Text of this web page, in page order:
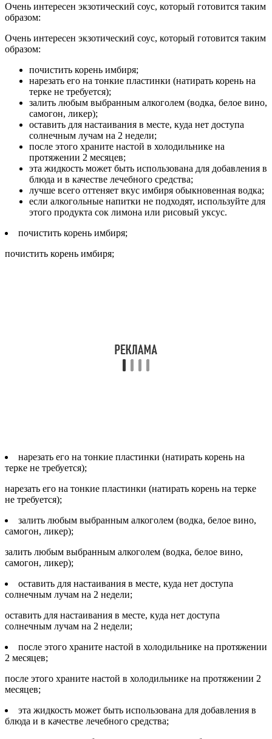
Очень интересен экзотический соус, который готовится таким
образом:
Очень интересен экзотический соус, который готовится таким
образом:
почистить корень имбиря;
нарезать его на тонкие пластинки (натирать корень на
терке не требуется);
залить любым выбранным алкоголем (водка, белое вино,
самогон, ликер);
оставить для настаивания в месте, куда нет доступа
солнечным лучам на 2 недели;
после этого храните настой в холодильнике на
протяжении 2 месяцев;
эта жидкость может быть использована для добавления в
блюда и в качестве лечебного средства;
лучше всего оттеняет вкус имбиря обыкновенная водка;
если алкогольные напитки не подходят, используйте для
этого продукта сок лимона или рисовый уксус.
почистить корень имбиря;
почистить корень имбиря;
нарезать его на тонкие пластинки (натирать корень на
терке не требуется);
нарезать его на тонкие пластинки (натирать корень на терке
не требуется);
залить любым выбранным алкоголем (водка, белое вино,
самогон, ликер);
залить любым выбранным алкоголем (водка, белое вино,
самогон, ликер);
оставить для настаивания в месте, куда нет доступа
солнечным лучам на 2 недели;
оставить для настаивания в месте, куда нет доступа
солнечным лучам на 2 недели;
после этого храните настой в холодильнике на протяжении
2 месяцев;
после этого храните настой в холодильнике на протяжении 2
месяцев;
эта жидкость может быть использована для добавления в
блюда и в качестве лечебного средства;